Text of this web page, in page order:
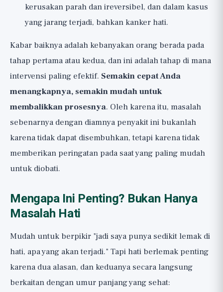
kerusakan parah dan ireversibel, dan dalam kasus
yang jarang terjadi, bahkan kanker hati.
Kabar baiknya adalah kebanyakan orang berada pada
tahap pertama atau kedua, dan ini adalah tahap di mana
intervensi paling efektif. Semakin cepat Anda
menangkapnya, semakin mudah untuk
membalikkan prosesnya. Oleh karena itu, masalah
sebenarnya dengan diamnya penyakit ini bukanlah
karena tidak dapat disembuhkan, tetapi karena tidak
memberikan peringatan pada saat yang paling mudah
untuk diobati.
Mengapa Ini Penting? Bukan Hanya
Masalah Hati
Mudah untuk berpikir "jadi saya punya sedikit lemak di
hati, apa yang akan terjadi." Tapi hati berlemak penting
karena dua alasan, dan keduanya secara langsung
berkaitan dengan umur panjang yang sehat: